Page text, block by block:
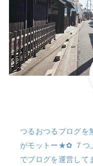
つるおつるブログを
がモットー★✿ ７つ
でブログを運営して